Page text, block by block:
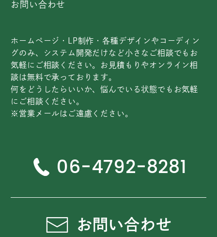
お問い合わせ
ホームページ・LP制作・各種デザインやコーディン
グのみ、システム開発だけなど小さなご相談でもお
気軽にご相談ください。お見積もりやオンライン相
談は無料で承っております。
何をどうしたらいいか、悩んでいる状態でもお気軽
にご相談ください。
※営業メールはご遠慮ください。
06-4792-8281
お問い合わせ